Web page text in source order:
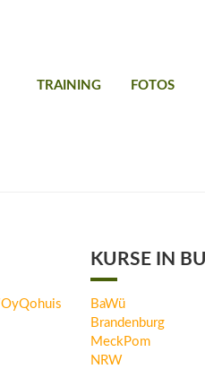
TRAINING FOTOS
KURSE IN
BaWü
Brandenburg
MeckPom
NRW